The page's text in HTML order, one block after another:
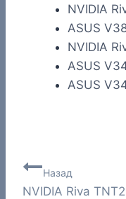
NVIDIA
ASUS
NVIDIA
ASUS
ASUS
Навигация
Назад
NVIDIA Riva